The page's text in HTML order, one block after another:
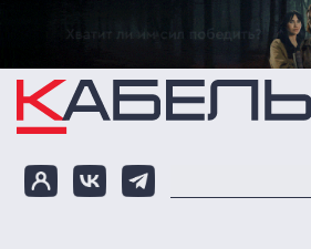
Перейти к основному содержанию